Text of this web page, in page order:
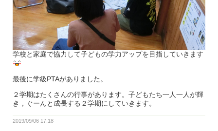
学校と家庭で協力して子どもの学力アップを目指していきます
最後に学級PTAがありました。
２学期はたくさんの行事があります。子どもたち一人一人が輝
き，ぐーんと成長する２学期にしていきます。
2019/09/06 17:18